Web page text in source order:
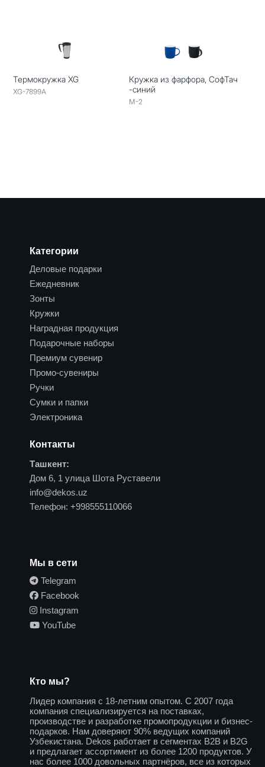
Термокружка XG
XG-7899A
Кружка из фарфора, СофТач
-синий
M-2
Категории
Деловые подарки
Ежедневник
Зонты
Кружки
Наградная продукция
Подарочные наборы
Премиум сувенир
Промо-сувениры
Ручки
Сумки и папки
Электроника
Контакты
Ташкент:
Дом 6, 1 улица Шота Руставели
info@dekos.uz
Телефон: +998555110066
Мы в сети
Telegram
Facebook
Instagram
YouTube
Кто мы?
Лидер компания с 18-летним опытом. С 2007 года
компания специализируется на поставках,
производстве и разработке промопродукции и бизнес-
подарков. Нам доверяют 90% ведущих компаний
Узбекистана. Dekos работает в сегментах B2B и B2G
и предлагает ассортимент из более 1200 продуктов. У
нас более 1000 довольных партнёров, все из которых